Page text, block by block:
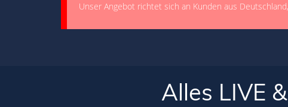
Unser Angebot richtet sich an Kunden aus
Alles LIVE